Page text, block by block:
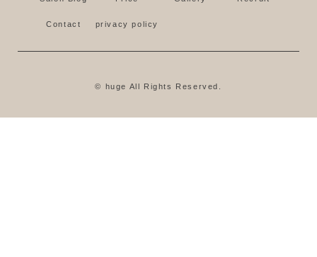
Contact privacy policy
© huge All Rights Reserved.